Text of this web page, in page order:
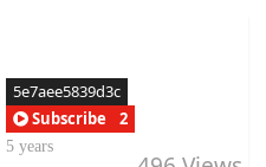
5e7aee5839d3c
Subscribe
2
5 years